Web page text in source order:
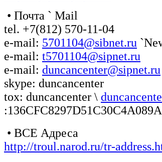
• Почта ` Mail
tel. +7(812) 570-11-04
e-mail: 5701104@sibnet.ru
e-mail: t5701104@sipnet.ru
e-mail: duncancenter@sipnet.ru
skype: duncancenter
tox: duncancenter \
• ВСЕ Адреса
http://troul.narod.ru/tr-